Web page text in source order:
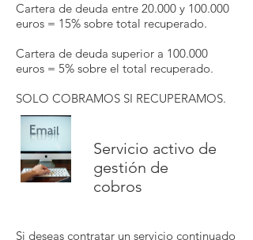
Cartera de deuda entre 20.000 y 100.000
euros = 15% sobre total recuperado.
Cartera de deuda superior a 100.000
euros = 5% sobre el total recuperado.
SOLO COBRAMOS SI RECUPERAMOS.
Servicio activo de
gestión de
cobros
Si deseas contratar un servicio continuado